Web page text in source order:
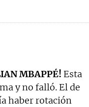
MBAPPÉ! Esta
y no falló. El de
haber rotación